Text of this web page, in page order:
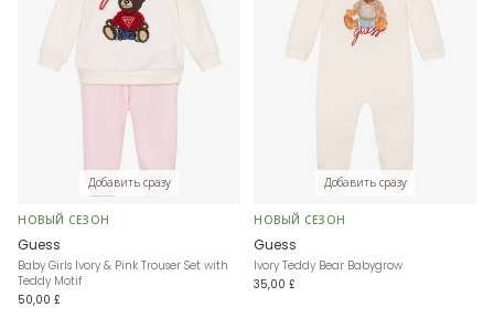
Добавить сразу
НОВЫЙ СЕЗОН
Guess
Baby Girls Ivory & Pink Trouser Set with
Teddy Motif
50,00 £
Добавить сразу
НОВЫЙ СЕЗОН
Guess
Ivory Teddy Bear Babygrow
35,00 £